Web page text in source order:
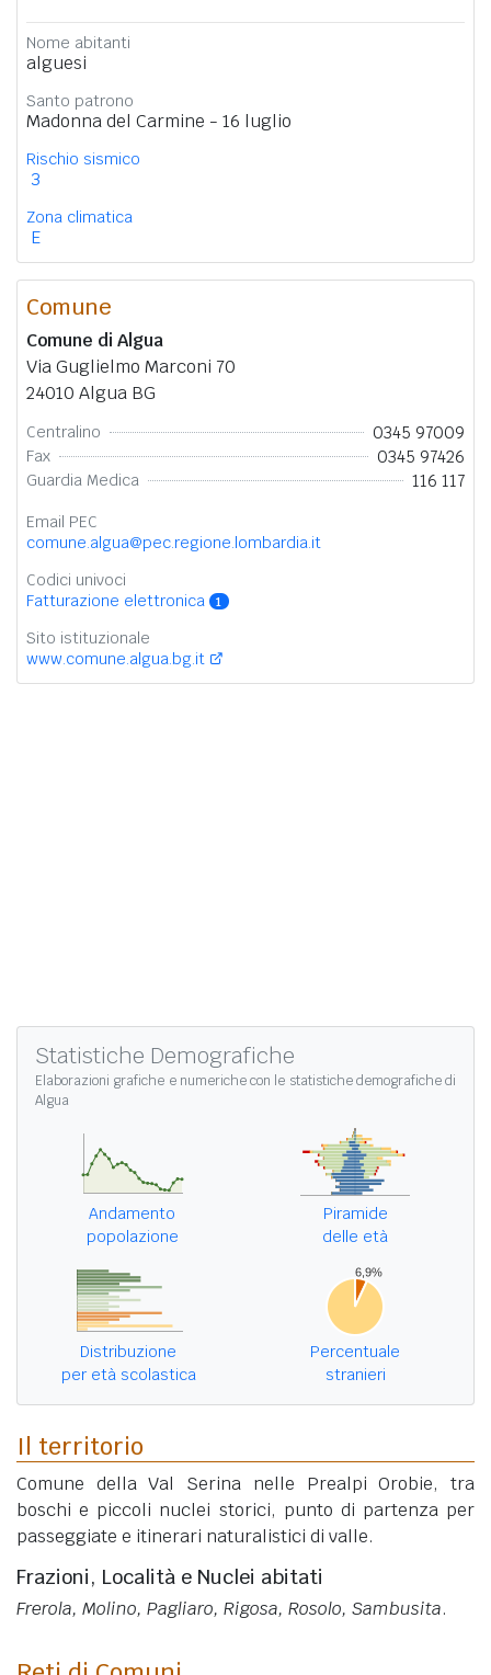
Nome abitanti
alguesi
Santo patrono
Madonna del Carmine - 16 luglio
Rischio sismico
3
Zona climatica
E
Comune
Comune di Algua
Via Guglielmo Marconi 70
24010 Algua BG
Centralino 0345 97009
Fax 0345 97426
Guardia Medica 116 117
Email PEC
comune.algua@pec.regione.lombardia.it
Codici univoci
Fatturazione elettronica
1
Sito istituzionale
www.comune.algua.bg.it
Statistiche Demografiche
Elaborazioni grafiche e numeriche con le statistiche demografiche di
Algua
Andamento
popolazione
Piramide
delle età
Distribuzione
per età scolastica
Percentuale
stranieri
Il territorio
Comune della Val Serina nelle Prealpi Orobie, tra
boschi e piccoli nuclei storici, punto di partenza per
passeggiate e itinerari naturalistici di valle.
Frazioni, Località e Nuclei abitati
Frerola, Molino, Pagliaro, Rigosa, Rosolo, Sambusita.